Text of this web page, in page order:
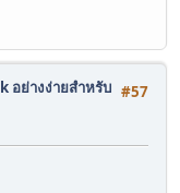
#57
อย่างง่ายสำหรับ